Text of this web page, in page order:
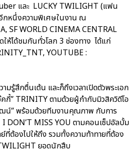
และ LUCKY TWILIGHT (แฟน
กหนึ่งความพิเศษในงาน ณ
SF WORLD CINEMA CENTRAL
ห้ได้ชมกันทั่วโลก 3 ช่องทาง ได้แก่
YOUTUBE :
มรู้สึกตื่นเต้น และก็ถึงเวลาเปิดตัวพระเอก
กี้” TRINITY ตามด้วยผู้กำกับมิวสิควิดีโอ
น์” พร้อมด้วยทีมงานคุณภาพ กับการ
I DON’T MISS YOU ตามคอนเซ็ปอัลบั้ม
ที่ต้องไปให้ถึง รวมทั้งความท้าทายที่ต้อง
ยอดนักสืบ